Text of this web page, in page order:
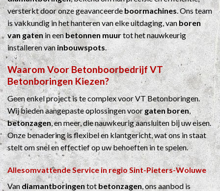
versterkt door onze geavanceerdeboormachines. Ons team
is vakkundig in het hanteren van elke uitdaging, vanboren
van gatenin eenbetonnen muurtot het nauwkeurig
installeren vaninbouwspots.
Waarom VoorBetonboorbedrijfVT
Betonboringen Kiezen?
Geen enkel project is te complex voor VT Betonboringen.
Wij bieden aangepaste oplossingen voorgaten boren,
betonzagen, en meer, die nauwkeurig aansluiten bij uw eisen.
Onze benadering is flexibel en klantgericht, wat ons in staat
stelt om snel en effectief op uw behoeften in te spelen.
Allesomvattende Service in regio Sint-Pieters-Woluwe
Vandiamantboringentotbetonzagen, ons aanbod is